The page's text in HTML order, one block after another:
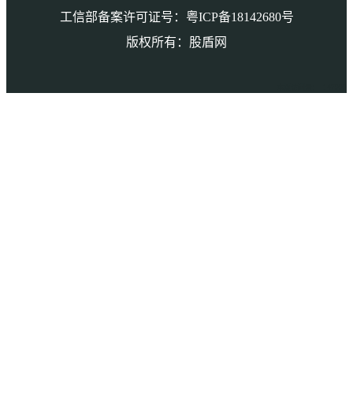
工信部备案许可证号：粤ICP备18142680号
版权所有：股盾网